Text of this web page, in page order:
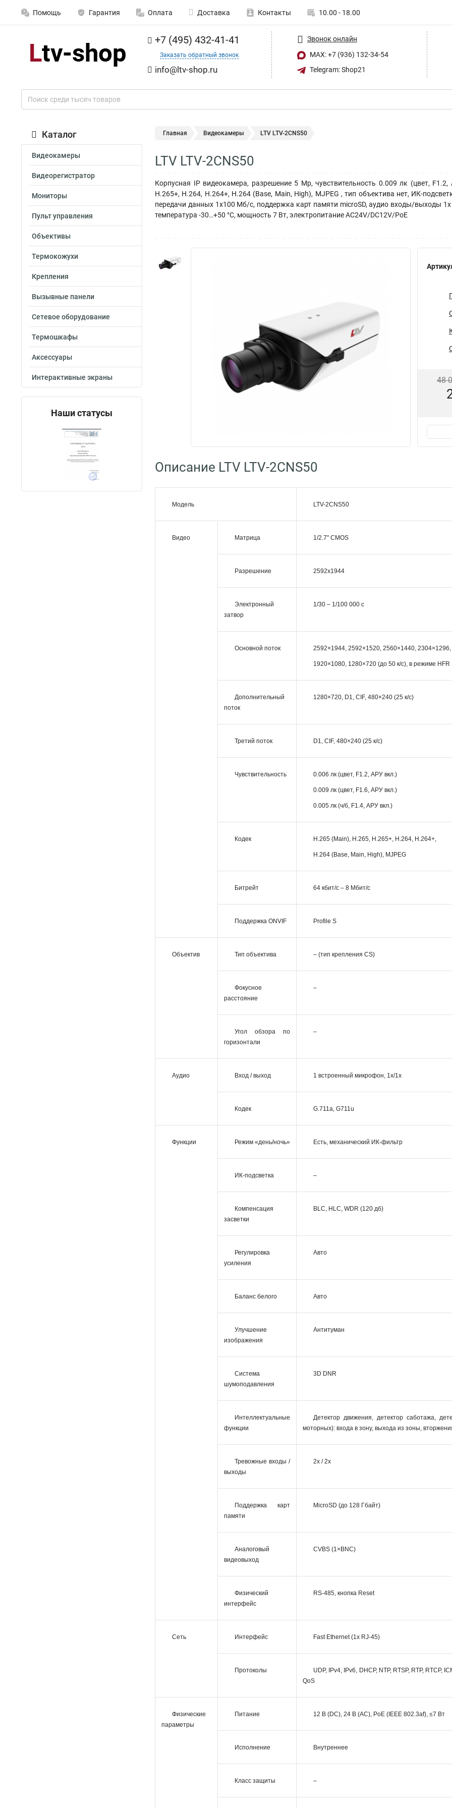
Помощь Гарантия Оплата Доставка Контакты 10.00 - 18.00
+7 (495) 432-41-41
Заказать обратный звонок
info@ltv-shop.ru
Звонок онлайн
MAX: +7 (936) 132-34-54
Telegram: Shop21
Каталог
Видеокамеры
Видеорегистратор
Мониторы
Пульт управления
Объективы
Термокожухи
Крепления
Вызывные панели
Сетевое оборудование
Термошкафы
Аксессуары
Интерактивные экраны
Наши статусы
Главная Видеокамеры LTV LTV-2CNS50
LTV LTV-2CNS50
Корпусная IP видеокамера, разрешение 5 Mp, чувствительность 0.009 лк (цвет,
H.265+, H.264, H.264+, H.264 (Base, Main, High), MJPEG , тип объектива нет, ИК-
передачи данных 1x100 Мб/с, поддержка карт памяти microSD, аудио входы/выходы
температура -30…+50 °C, мощность 7 Вт, электропитание AC24V/DC12V/PoE
48
Описание LTV LTV-2CNS50
Модель LTV-2CNS50
Видео Матрица 1/2.7'' CMOS
Разрешение 2592x1944
Электронный
затвор
1/30 – 1/100 000 c
Основной поток 2592×1944, 2592×1520, 2560×1440,
1920×1080, 1280×720 (до 50 к/с), в режиме HFR
Дополнительный
поток
1280×720, D1, CIF, 480×240 (25 к/с)
Третий поток D1, CIF, 480×240 (25 к/с)
Чувствительность 0.006 лк (цвет, F1.2, АРУ вкл.)
0.009 лк (цвет, F1.6, АРУ вкл.)
0.005 лк (ч/б, F1.4, АРУ вкл.)
Кодек H.265 (Main), H.265, H.265+, H.264, H.264+,
H.264 (Base, Main, High), MJPEG
Битрейт 64 кбит/с – 8 Мбит/с
Поддержка ONVIF Profile S
Объектив Тип объектива – (тип крепления CS)
Фокусное
расстояние
–
Угол обзора по
горизонтали
–
Аудио Вход / выход 1 встроенный микрофон, 1x/1x
Кодек G.711a, G711u
Функции Режим «день/ночь» Есть, механический ИК-фильтр
ИК-подсветка –
Компенсация
засветки
BLC, HLC, WDR (120 дб)
Регулировка
усиления
Авто
Баланс белого Авто
Улучшение
изображения
Антитуман
Система
шумоподавления
3D DNR
Интеллектуальные
функции
Детектор движения, детектор саботажа,
моторных): входа в зону, выхода из зоны,
Тревожные входы /
выходы
2x / 2x
Поддержка карт
памяти
MicroSD (до 128 Гбайт)
Аналоговый
видеовыход
CVBS (1×BNC)
Физический
интерфейс
RS-485, кнопка Reset
Сеть Интерфейс Fast Ethernet (1x RJ-45)
Протоколы
UDP, IPv4, IPv6, DHCP, NTP, RTSP, RTP, RTCP,
QoS
Физические
параметры
Питание 12 В (DC), 24 В (AC), PoE (IEEE 802.3af), ≤7 Вт
Исполнение Внутреннее
Класс защиты –